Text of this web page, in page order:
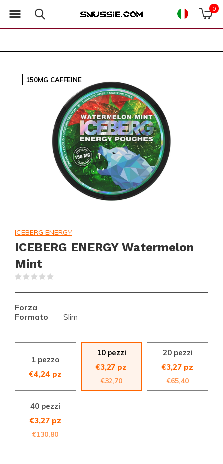
0
150MG CAFFEINE
ICEBERG ENERGY
ICEBERG ENERGY Watermelon
Mint
Forza
Formato
Slim
1 pezzo
€4,24 pz
10 pezzi
€3,27 pz
€32,70
20 pezzi
€3,27 pz
€65,40
40 pezzi
€3,27 pz
€130,80